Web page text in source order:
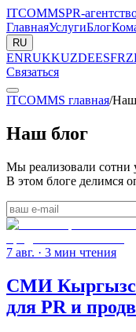
ITCOMMSPR-
ГлавнаяУслугиБлог
RU
ENRUKKUZDEESFR
Связаться
ITCOMMS главная/Наш
Наш блог
Мы реализовали сотни
В этом блоге делимся
7 авг. · 3 мин чтения
СМИ
для PR и